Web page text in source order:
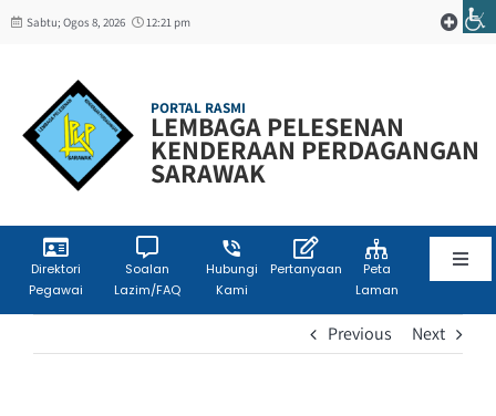
SkipSabtu; Ogos 8, 2026 12:21 pm
Toggle
Web Mail
W3C
PORTAL RASMI
LEMBAGA PELESENAN
KENDERAAN PERDAGANGAN
SARAWAK
Direktori
Pegawai
Soalan
Lazim/FAQ
Hubungi
Kami
Pertanyaan
Peta
Laman
Laman Utama
Previous Next